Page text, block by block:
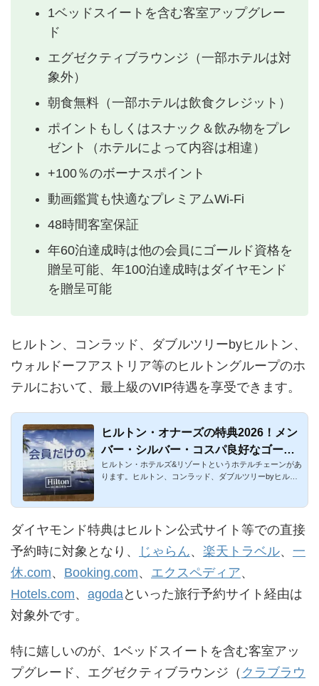
1ベッドスイートを含む客室アップグレー
ド
エグゼクティブラウンジ（一部ホテルは対
象外）
朝食無料（一部ホテルは飲食クレジット）
ポイントもしくはスナック＆飲み物をプレ
ゼント（ホテルによって内容は相違）
+100％のボーナスポイント
動画鑑賞も快適なプレミアムWi-Fi
48時間客室保証
年60泊達成時は他の会員にゴールド資格を
贈呈可能、年100泊達成時はダイヤモンド
を贈呈可能
ヒルトン、コンラッド、ダブルツリーbyヒルトン、
ウォルドーフアストリア等のヒルトングループのホ
テルにおいて、最上級のVIP待遇を享受できます。
ヒルトン・オナーズの特典2026！メン
バー・シルバー・コスパ良好なゴール
ド以上を解説
ヒルトン・ホテルズ&リゾートというホテルチェーンがあ
ります。ヒルトン、コンラッド、ダブルツリーbyヒルト
ダイヤモンド特典はヒルトン公式サイト等での直接
予約時に対象となり、
じゃらん、 楽天トラベル、 一
休.com、 Booking.com、 エクスペディア、
Hotels.com、 agodaといった旅行予約サイト経由は
対象外です。
特に嬉しいのが、1ベッドスイートを含む客室アッ
プグレード、エグゼクティブラウンジ（ クラブラウ